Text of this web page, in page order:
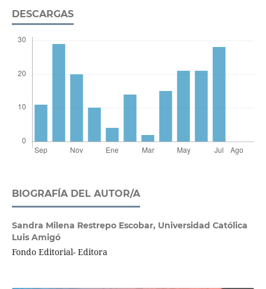
DESCARGAS
BIOGRAFÍA DEL AUTOR/A
Sandra Milena Restrepo Escobar, Universidad Católica
Luis Amigó
Fondo Editorial- Editora